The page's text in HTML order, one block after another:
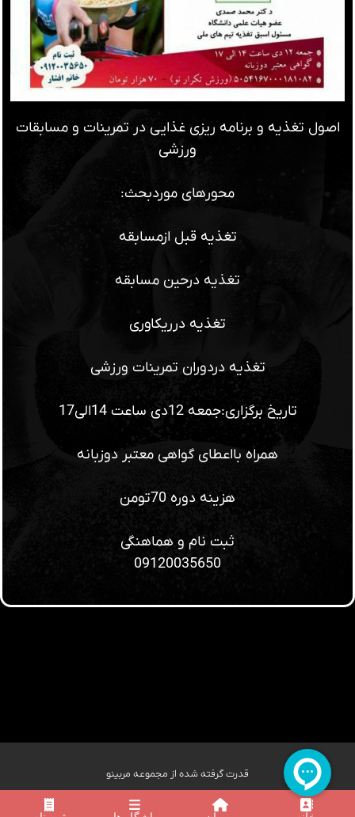
اصول تغذیه و برنامه ریزی غذایی در تمرینات و مسابقات
ورزشی
محورهای موردبحث:
تغذیه قبل ازمسابقه
تغذیه درحین مسابقه
تغذیه درریکاوری
تغذیه دردوران تمرینات ورزشی
تاریخ برگزاری:جمعه 12دی ساعت 14الی17
همراه بااعطای گواهی معتبر دوزبانه
هزینه دوره 70تومن
ثبت نام و هماهنگی
09120035650
قدرت گرفته شده از مجموعه مربینو